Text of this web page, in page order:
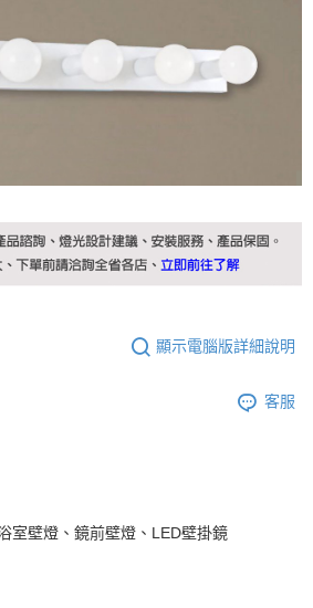
顯示電腦版詳細說明
客服
室壁燈、鏡前壁燈、LED壁掛鏡